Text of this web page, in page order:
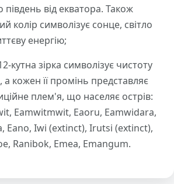
південь від екватора. Також
колір символізує сонце, світло
енергію;
кутна зірка символізує чистоту
а кожен її промінь представляє
плем'я, що населяє острів:
Eamwitmwit, Eaoru, Eamwidara,
Eano, Iwi (extinct), Irutsi (extinct),
Ranibok, Emea, Emangum.